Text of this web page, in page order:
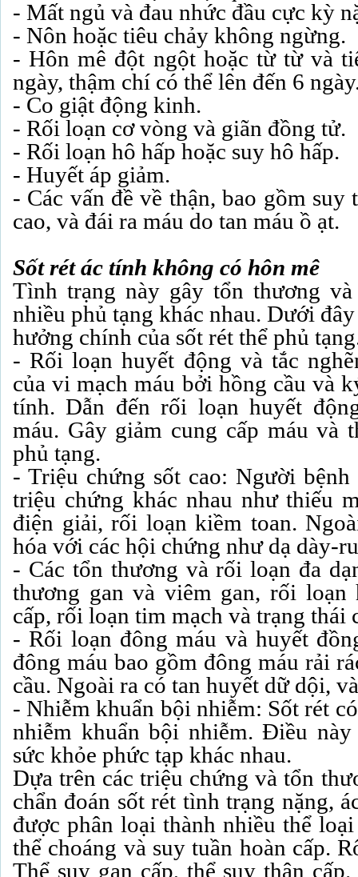
- Mất ngủ và đau nhức đầu cực kỳ
- Nôn hoặc tiêu chảy không ngừng.
- Hôn mê đột ngột hoặc từ từ và
ngày, thậm chí có thể lên đến 6
- Co giật động kinh.
- Rối loạn cơ vòng và giãn đồng tử.
- Rối loạn hô hấp hoặc suy hô hấp.
- Huyết áp giảm.
- Các vấn đề về thận, bao gồm
cao, và đái ra máu do tan máu ồ ạt.
Sốt rét ác tính không có hôn mê
Tình trạng này gây tổn thương
nhiều phủ tạng khác nhau. Dưới
hưởng chính của sốt rét thể phủ
- Rối loạn huyết động và tắc
của vi mạch máu bởi hồng cầu và
tính. Dẫn đến rối loạn huyết
máu. Gây giảm cung cấp máu và
phủ tạng.
- Triệu chứng sốt cao: Người
triệu chứng khác nhau như thiếu
điện giải, rối loạn kiềm toan.
hóa với các hội chứng như dạ dày-
- Các tổn thương và rối loạn đa
thương gan và viêm gan, rối
cấp, rối loạn tim mạch và trạng thái
- Rối loạn đông máu và huyết
đông máu bao gồm đông máu rải
cầu. Ngoài ra có tan huyết dữ dội,
- Nhiễm khuẩn bội nhiễm: Sốt rét
nhiễm khuẩn bội nhiễm. Điều
sức khỏe phức tạp khác nhau.
Dựa trên các triệu chứng và tổn
chẩn đoán sốt rét tình trạng nặng,
được phân loại thành nhiều thể
thể choáng và suy tuần hoàn cấp.
Thể suy gan cấp, thể suy thận